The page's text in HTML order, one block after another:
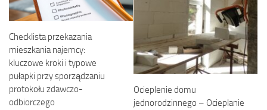
Checklista przekazania
mieszkania najemcy:
kluczowe kroki i typowe
pułapki przy sporządzaniu
protokołu zdawczo-
odbiorczego
Ocieplenie domu
jednorodzinnego – Ocieplanie